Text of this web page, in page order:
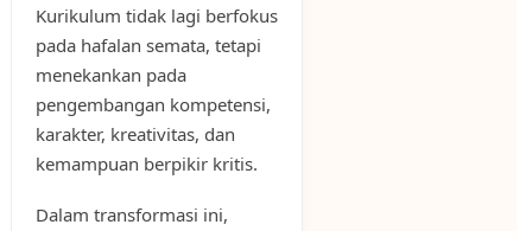
Kurikulum tidak lagi berfokus
pada hafalan semata, tetapi
menekankan pada
pengembangan kompetensi,
karakter, kreativitas, dan
kemampuan berpikir kritis.
Dalam transformasi ini,